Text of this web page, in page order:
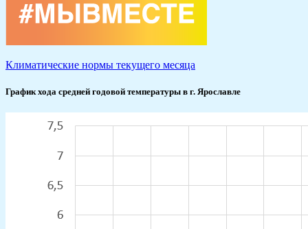
Климатические нормы текущего месяца
График хода средней годовой температуры в г. Ярославле